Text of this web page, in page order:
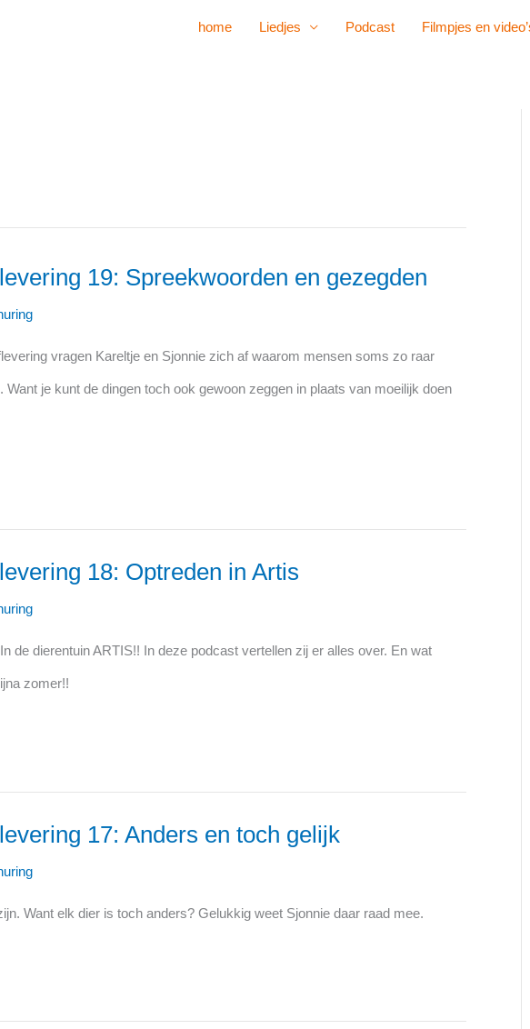
home Liedjes Podcast Filmpjes en
19: Spreekwoorden en gezegden
vragen Kareltje en Sjonnie zich af waarom mensen soms zo raar
je kunt de dingen toch ook gewoon zeggen in plaats van moeilijk doen
18: Optreden in Artis
de dierentuin ARTIS!! In deze podcast vertellen zij er alles over. En wat
zomer!!
17: Anders en toch gelijk
Want elk dier is toch anders? Gelukkig weet Sjonnie daar raad mee.